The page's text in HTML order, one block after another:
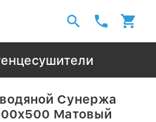
Сунержа
Матовый